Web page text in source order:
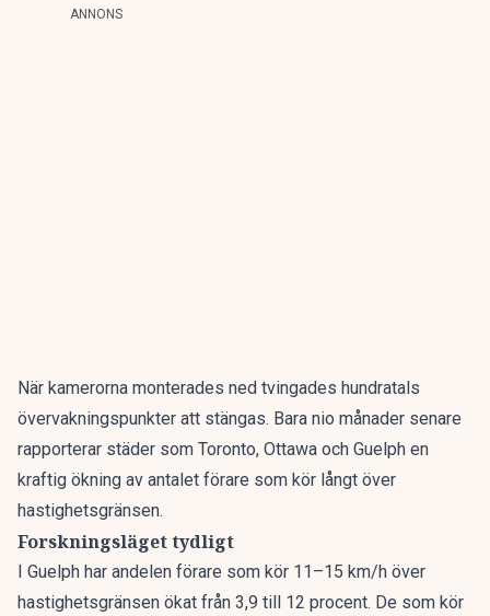
ANNONS
När kamerorna monterades ned tvingades hundratals
övervakningspunkter att stängas. Bara nio månader senare
rapporterar städer som Toronto, Ottawa och Guelph en
kraftig ökning av antalet förare som kör långt över
hastighetsgränsen.
Forskningsläget tydligt
I Guelph har andelen förare som kör 11–15 km/h över
hastighetsgränsen ökat från 3,9 till 12 procent. De som kör